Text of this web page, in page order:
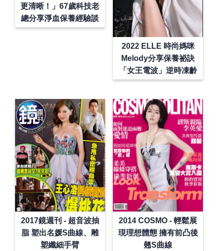
更清晰！」67歲科技老
總分享淨血保養經驗談
2022 ELLE 時尚媽咪
Melody分享保養祕訣
「女王電波」逆時凍齡
2017鏡週刊 - 超音波抽
脂 塑出名媛S曲線、雕
塑纖細手臂
2014 COSMO - 輕鬆展
現理想體態 擁有前凸後
翹S曲線